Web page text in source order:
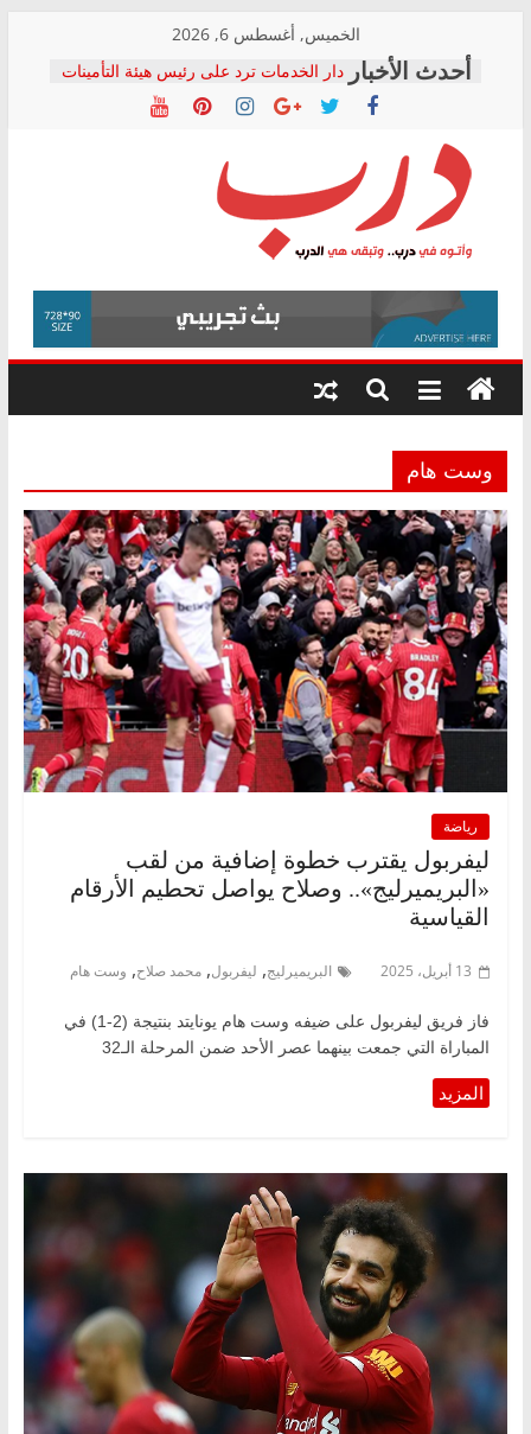
content
الخميس, أغسطس 6, 2026
دار الخدمات ترد على رئيس هيئة التأمينات
بعد مؤتمره الصحفي: إنكار الأزمة لا ينهي
معاناة أصحاب المعاشات.. ونطالب بكشف
فرحات سليمان يكتب: القطاع الصحي إلى
أين؟
حزب التحالف الشعبي يطلق لجنة “الحق
في الصحة” بالإسكندرية لرصد الانتهاكات
ودعم المرضى
الوزاري لمدينة الصحفيين.. وانتهاء أعمال
إنشاء المبنى الإداري
المجلس القومي لحقوق الإنسان يعلن
متابعة قضية الدكتور محمد زهران.. ويؤكد:
قرينة البراءة وضمانات المحاكمة العادلة
درب
وأتوه
درب..
وتبقى
هي
وست هام
رياضة
ليفربول يقترب خطوة إضافية من لقب
«البريميرليج».. وصلاح يواصل تحطيم الأرقام
القياسية
13 أبريل، 2025 البريميرليج, ليفربول, محمد صلاح, وست هام
فاز فريق ليفربول على ضيفه وست هام يونايتد بنتيجة (2-1) في
المباراة التي جمعت بينهما عصر الأحد ضمن المرحلة الـ32